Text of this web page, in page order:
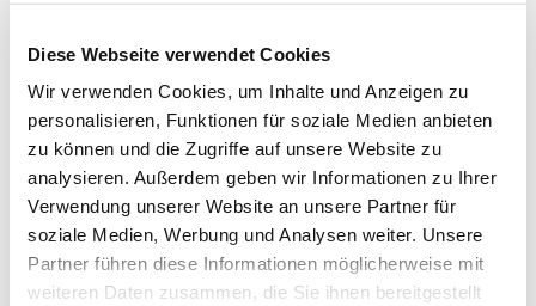
Diese Webseite verwendet Cookies
Wir verwenden Cookies, um Inhalte und Anzeigen zu
personalisieren, Funktionen für soziale Medien anbieten
zu können und die Zugriffe auf unsere Website zu
analysieren. Außerdem geben wir Informationen zu Ihrer
Verwendung unserer Website an unsere Partner für
soziale Medien, Werbung und Analysen weiter. Unsere
Partner führen diese Informationen möglicherweise mit
weiteren Daten zusammen, die Sie ihnen bereitgestellt